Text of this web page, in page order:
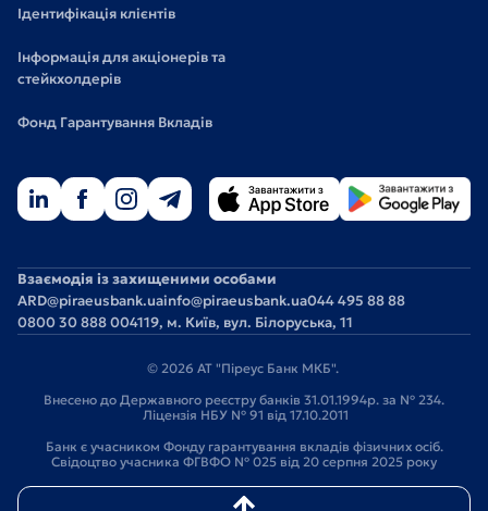
Ідентифікація клієнтів
Інформація для акціонерів та
стейкхолдерів
Фонд Гарантування Вкладів
Взаємодія із захищеними особами
ARD@piraeusbank.uainfo@piraeusbank.ua044 495 88 88
0800 30 888 004119, м. Київ, вул. Білоруська, 11
© 2026 АТ "Піреус Банк МКБ".
Внесено до Державного реєстру банків 31.01.1994р. за № 234.
Ліцензія НБУ № 91 від 17.10.2011
Банк є учасником Фонду гарантування вкладів фізичних осіб.
Свідоцтво учасника ФГВФО № 025 від 20 серпня 2025 року